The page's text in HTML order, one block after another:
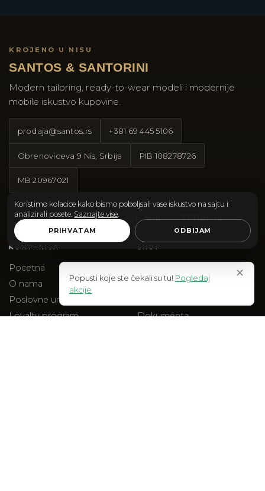
KROJENO U NISU
SANTOS & SANTORINI
Modern tailoring, ready-to-wear modeli i modernije
mobile iskustvo kupovine.
prodaja@santos.rs +381 69 445 5106
Obrenoviceva 9 Nis, Srbija PIB 108278726
MB20967021
Instagram Facebook TTTikTok
KOMPANIJA
Pocetna
O nama
Poslovne uniforme
Loyalty program
Akcije
Dokumenta
Koristimo kolacice kako bismo poboljsali vase iskustvo na sajtu i
analizirali posete. Saznajte vise
PRIHVATAM ODBIJAM
✕
Popusti koje ste čekali su tu! Pogledaj
akcije